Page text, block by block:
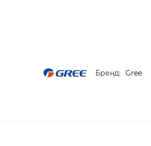
Бренд: Gree